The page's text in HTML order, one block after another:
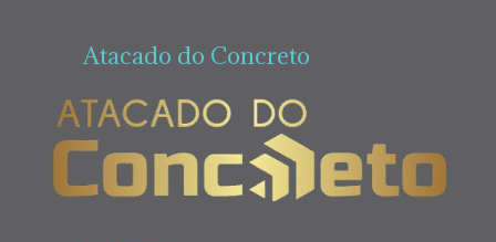
Atacado do Concreto